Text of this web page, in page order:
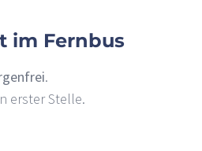
im Fernbus
.
erster Stelle.